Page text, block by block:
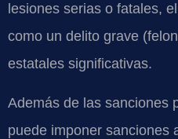
lesiones serias o fatales,
como un delito grave
estatales significativas.
Además de las sanciones
puede imponer sanciones